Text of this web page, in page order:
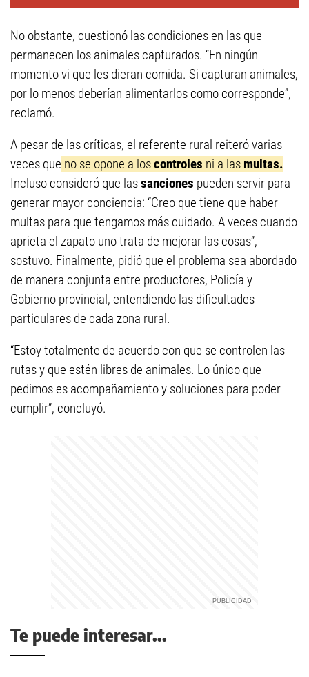
No obstante, cuestionó las condiciones en las que
permanecen los animales capturados. “En ningún
momento vi que les dieran comida. Si capturan animales,
por lo menos deberían alimentarlos como corresponde”,
reclamó.
A pesar de las críticas, el referente rural reiteró varias
veces que no se opone a loscontroles ni a las multas.
Incluso consideró que lassanciones pueden servir para
generar mayor conciencia: “Creo que tiene que haber
multas para que tengamos más cuidado. A veces cuando
aprieta el zapato uno trata de mejorar las cosas”,
sostuvo. Finalmente, pidió que el problema sea abordado
de manera conjunta entre productores, Policía y
Gobierno provincial, entendiendo las dificultades
particulares de cada zona rural.
“Estoy totalmente de acuerdo con que se controlen las
rutas y que estén libres de animales. Lo único que
pedimos es acompañamiento y soluciones para poder
cumplir”, concluyó.
Te puede interesar...